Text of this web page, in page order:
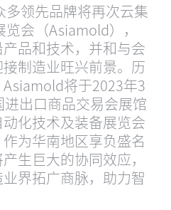
多领先品牌将再次云集
会（Asiamold），
品和技术，并和与会
制造业旺兴前景。历
将于2023年3
出口商品交易会展馆
化技术及装备展览会
作为华南地区享负盛名
生巨大的协同效应，
界拓广商脉，助力智